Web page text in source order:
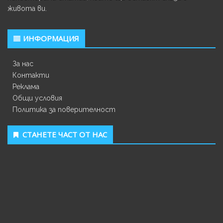
живота ви.
ИНФОРМАЦИЯ
За нас
Контакти
Реклама
Общи условия
Политика за поверителност
СТАНЕТЕ ЧАСТ ОТ НАС